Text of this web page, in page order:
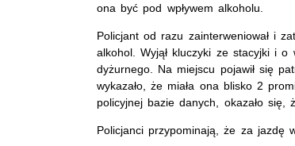
ona być pod wpływem alkoholu.
Policjant od razu zainterweniował i
alkohol. Wyjął kluczyki ze stacyjki i o
dyżurnego. Na miejscu pojawił się
wykazało, że miała ona blisko 2
policyjnej bazie danych, okazało się,
Policjanci przypominają, że za jazdę